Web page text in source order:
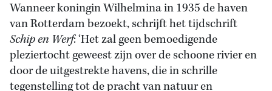
Wanneer koningin Wilhelmina in 1935 de haven
van Rotterdam bezoekt, schrijft het tijdschrift
Schip en Werf: ‘Het zal geen bemoedigende
pleziertocht geweest zijn over de schoone rivier en
door de uitgestrekte havens, die in schrille
tegenstelling tot de pracht van natuur en